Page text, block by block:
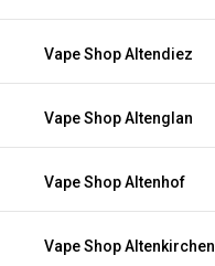
Vape Shop Altendiez
Vape Shop Altenglan
Vape Shop Altenhof
Vape Shop Altenkirchen